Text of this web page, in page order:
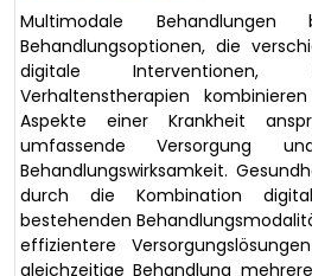
Multimodale
Behandlungsoptionen, die
digitale Interventionen,
Verhaltenstherapien
Aspekte einer Krankheit
umfassende Versorgung
Behandlungswirksamkeit.
durch die Kombination
bestehenden
effizientere
gleichzeitige Behandlung